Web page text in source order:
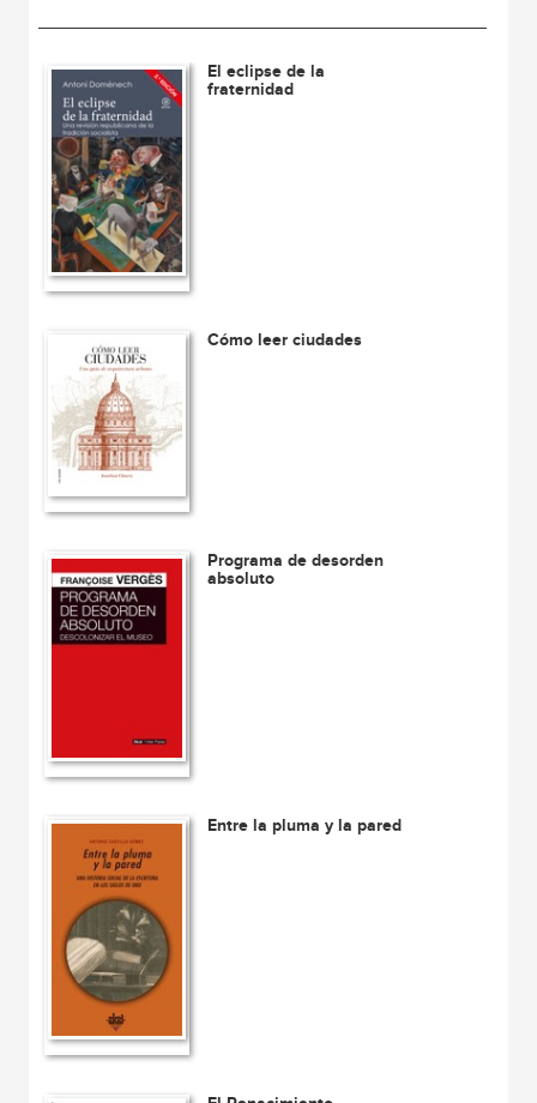
El eclipse de la
fraternidad
Cómo leer ciudades
Programa de desorden
absoluto
Entre la pluma y la pared